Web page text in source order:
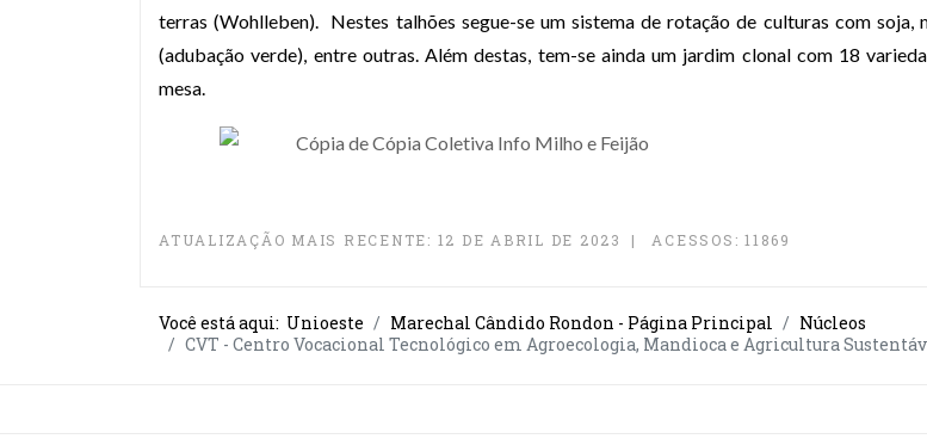
terras (Wohlleben). Nestes talhões segue-se um sistema de rotação de culturas com
(adubação verde), entre outras. Além destas, tem-se ainda um jardim clonal com 18
mesa.
ATUALIZAÇÃO MAIS RECENTE: 12 DE ABRIL DE 2023 ACESSOS: 11869
Você está aqui: Unioeste Marechal Cândido Rondon - Página Principal
Núcleos
CVT - Centro Vocacional Tecnológico em Agroecologia, Mandioca e Agricultura